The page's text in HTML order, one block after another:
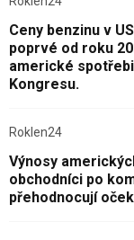
Ceny benzinu v
poprvé od roku
americké
Kongresu.
Roklen24
Výnosy
obchodníci po
přehodnocují